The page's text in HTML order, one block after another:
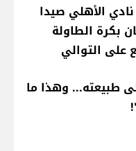
الأهلي صيدا
بكرة الطاولة
على التوالي
طبيعته... وهذا ما